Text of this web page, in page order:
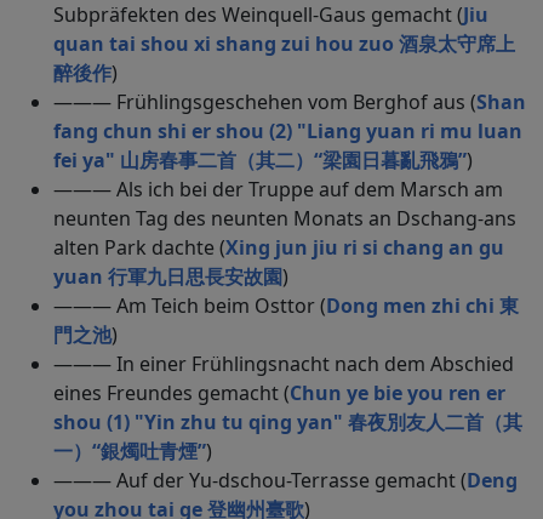
Subpräfekten des Weinquell-Gaus gemacht (Jiu
quan tai shou xi shang zui hou zuo 酒泉太守席上
醉後作)
——— Frühlingsgeschehen vom Berghof aus (Shan
fang chun shi er shou (2) "Liang yuan ri mu luan
fei ya" 山房春事二首（其二）“梁園日暮亂飛鴉”)
——— Als ich bei der Truppe auf dem Marsch am
neunten Tag des neunten Monats an Dschang-ans
alten Park dachte (Xing jun jiu ri si chang an gu
yuan 行軍九日思長安故園)
——— Am Teich beim Osttor (Dong men zhi chi 東
門之池)
——— In einer Frühlingsnacht nach dem Abschied
eines Freundes gemacht (Chun ye bie you ren er
shou (1) "Yin zhu tu qing yan" 春夜別友人二首（其
一）“銀燭吐青煙”)
——— Auf der Yu-dschou-Terrasse gemacht (Deng
you zhou tai ge 登幽州臺歌)